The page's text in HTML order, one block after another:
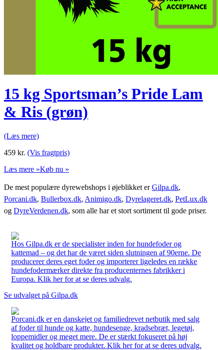
15 kg Sportsman’s Pride Lam
& Ris (grøn)
(Læs mere)
459 kr. (Vis fragtpris)
Læs mere »Køb nu »
De mest populære dyrewebshops i øjeblikket erGilpa.dk,
Porcani.dk, Bullerbox.dk, Animigo.dk, Dyrelageret.dk, PetLux.dk
og DyreVerdenen.dk, som alle har et stort sortiment til gode priser.
Hos Gilpa.dk er de specialister inden for hundefoder og
kattemad – og det har de været siden slutningen af 90erne. De
producerer deres eget foder og importerer ligeledes en række
hundefodermærker direkte fra producenternes fabrikker i
Europa. Klik her for at se deres udvalg.
Se udvalget på Gilpa.dk
Porcani.dk er en danskejet og familiedrevet netbutik med salg
af foder til hunde og katte, hundesenge, kradsebræt, legetøj,
loppemidler og meget mere. De er stærkt fokuseret på høj
kvalitet og holdbare produkter. Klik her for at se deres udvalg.